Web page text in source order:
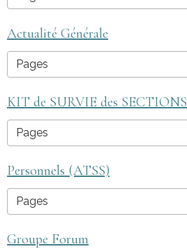
Actualité Générale
KIT de SURVIE des SECTIONS
Personnels (ATSS)
Groupe Forum